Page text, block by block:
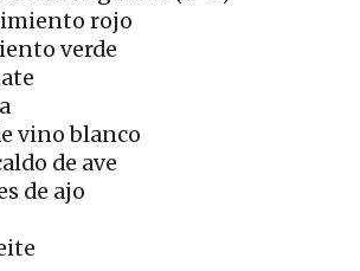
rojo
verde
vino blanco
de ave
de ajo